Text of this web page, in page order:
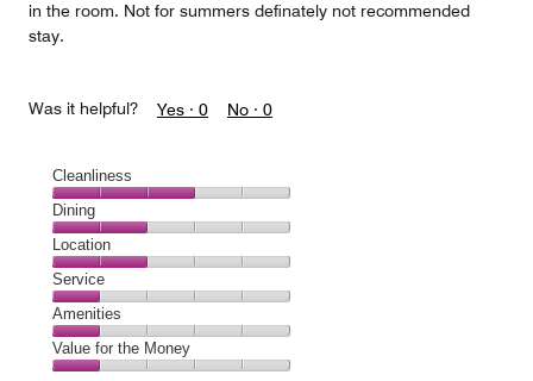
in the room. Not for summers definately not recommended
stay.
Was it helpful? Yes · 0 No · 0
Cleanliness
Cleanliness,
3
out
of
5
Dining
Dining,
2
out
of
5
Location
Location,
2
out
of
5
Service
Service,
1
out
Amenities
Amenities,
1
Value for the Money